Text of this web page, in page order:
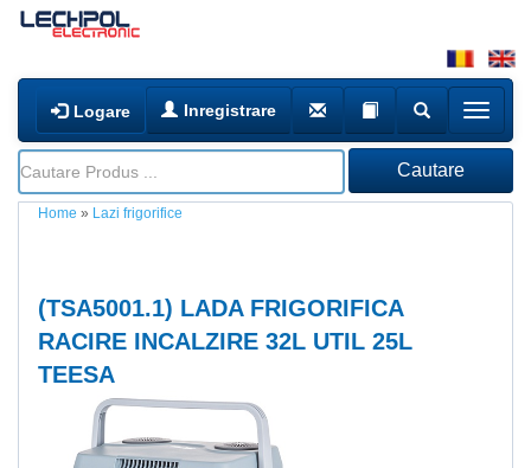
Logare Inregistrare
Home » Lazi frigorifice
(TSA5001.1) LADA FRIGORIFICA
RACIRE INCALZIRE 32L UTIL 25L
TEESA